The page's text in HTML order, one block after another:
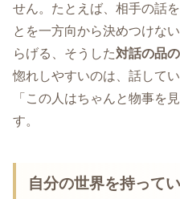
せん。たとえば、相手の話
とを一方向から決めつけな
らげる、そうした対話の品
惚れしやすいのは、話して
「この人はちゃんと物事を
す。
自分の世界を持って